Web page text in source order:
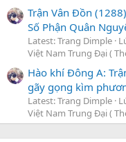
Trận Vân Đồn
Số Phận Quân
Latest: Trang Dimple
Việt Nam Trung Đại (
Hào khí Đông A:
gãy gọng kìm
Latest: Trang Dimple
Việt Nam Trung Đại (